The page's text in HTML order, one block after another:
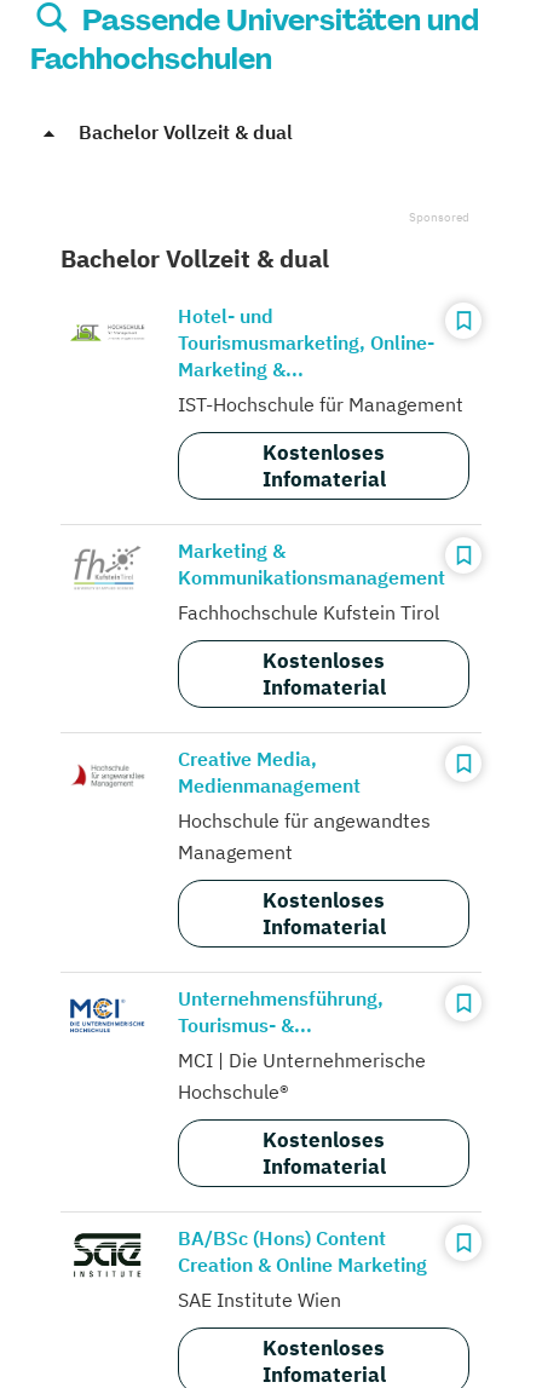
Passende Universitäten und
Fachhochschulen
Bachelor Vollzeit & dual
Bachelor Vollzeit & dual
Hotel- und
Tourismusmarketing, Online-
Marketing &...
IST-Hochschule für Management
Kostenloses
Infomaterial
Marketing &
Kommunikationsmanagement
Fachhochschule Kufstein Tirol
Kostenloses
Infomaterial
Creative Media,
Medienmanagement
Hochschule für angewandtes
Management
Kostenloses
Infomaterial
Unternehmensführung,
Tourismus- &...
MCI | Die Unternehmerische
Hochschule®
Kostenloses
Infomaterial
BA/BSc (Hons) Content
Creation & Online Marketing
SAE Institute Wien
Kostenloses
Infomaterial